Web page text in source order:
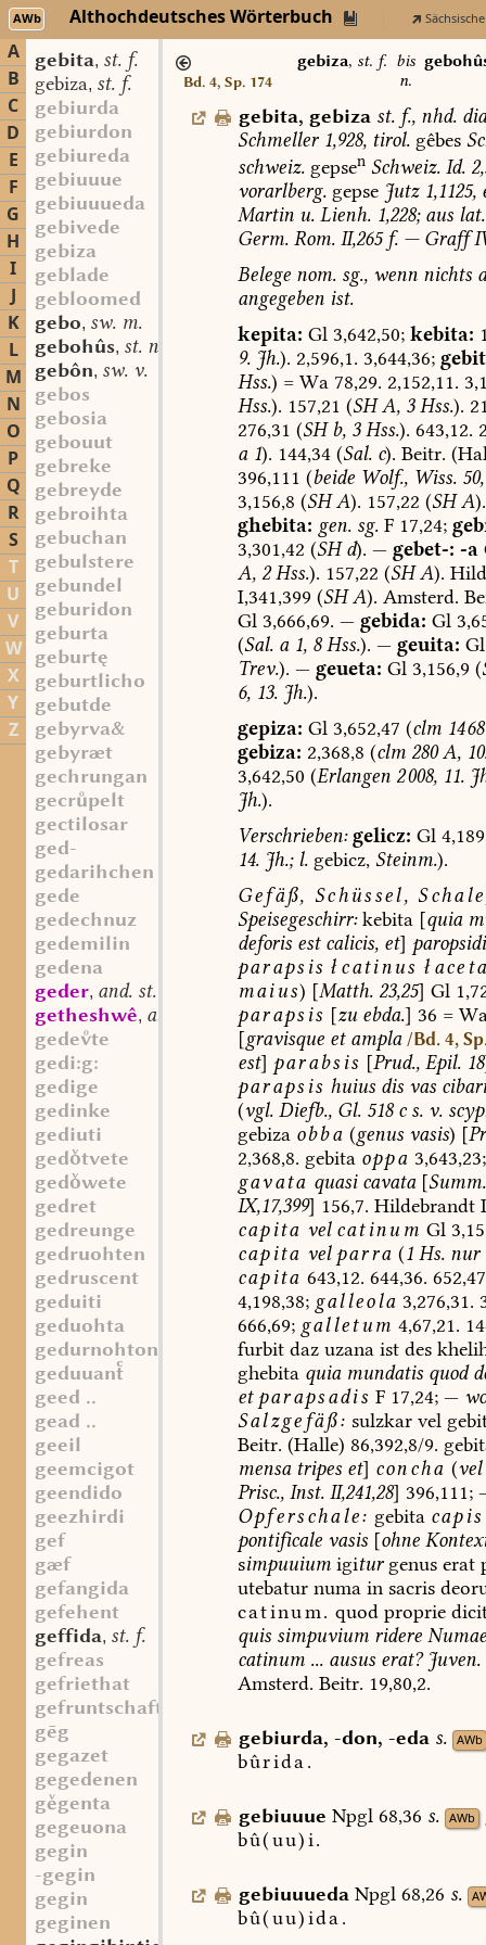
AWb Althochdeutsches Wörterbuch
A
B
C
D
E
F
G
H
I
J
K
L
M
N
O
P
Q
R
S
T
U
V
W
X
Y
Z
gebita, st. f.
gebiza, st. f.
gebiurda
gebiurdon
gebiureda
gebiuuue
gebiuuueda
gebivede
gebiza
geblade
gebloomed
gebo, sw. m.
gebohûs, st. n.
gebôn, sw. v.
gebos
gebosia
gebouut
gebreke
gebreyde
gebroihta
gebuchan
gebulstere
gebundel
geburidon
geburta
geburtę
geburtlicho
gebutde
gebyrva&
gebyræt
gechrungan
gecrpelt
gectilosar
ged-
gedarihchen
gede
gedechnuz
gedemilin
gedena
geder, and. st. n.
getheshwê, and. pron. indef.
gedete
gedi:g:
gedige
gedinke
gediuti
gedtvete
gedwete
gedret
gedreunge
gedruohten
gedruscent
geduiti
geduohta
gedurnohtonne
geduuan
geed ..
gead ..
geeil
geemcigot
geendido
geezhirdi
gef
gæf
gefangida
gefehent
geffida, st. f.
gefreas
gefriethat
gefruntschaftet
gēg
gegazet
gegedenen
ggenta
gegeuona
gegin
-gegin
gegin
geginen
Bd. 4, Sp. 174
gebiza, st. f.bis
n.
gebita, gebiza st. f., nhd.
Schmeller 1,928,tirol.gêbes
schweiz.gepsen Schweiz.Id.
vorarlberg.gepse Jutz1,1125,
Martinu.Lienh.1,228;auslat.
Germ.Rom.II,265f.—Graff
Belegenom.sg.,wennnichts
angegebenist.
kepita: Gl3,642,50; kebita:
9.Jh.). 2,596,1. 3,644,36;
Hss.) =Wa 78,29. 2,152,11.
Hss.). 157,21 (SHA,3Hss.).
276,31 (SHb,3Hss.). 643,12.
a1). 144,34(Sal.c). Beitr.
396,111 (beideWolf.,Wiss.50,
3,156,8 (SHA). 157,22 (SHA).
ghebita: gen.sg.F17,24;
3,301,42 (SHd). — gebet-: -a
A,2Hss.). 157,22 (SHA).
I,341,399 (SHA). Amsterd.
Gl3,666,69. — gebida: Gl
(Sal.a1,8Hss.). — geuita: Gl
Trev.). — geueta: Gl3,156,9 (
6,13.Jh.).
gepiza: Gl3,652,47 (clm14
gebiza: 2,368,8 (clm280A,
3,642,50 (Erlangen 2 008,11.
Jh.).
Verschrieben: gelicz: Gl
14.Jh.; l.gebicz, Steinm.).
Gefäß, Schüssel,
Speisegeschirr:kebita[quia
deforisestcalicis, et]
parapsis ł catinus ł
maius) [Matth. 23,25] Gl
parapsis [zu ebda.] 36 =
[gravisqueetampla /Bd. 4,
est] parabsis [Prud., Epil. 18
parapsis huius dis vas
(vgl. Diefb.,Gl.518cs.v.
gebiza obba (genus vasis) [
2,368,8. gebita oppa 3,643,23;
gavata quasicavata[Summ.
IX,17,399] 156,7. Hildebrandt
capita vel catinum Gl
capita vel parra (1 Hs. nur
capita 643,12. 644,36.
4,198,38; galleola 3,276,31.
666,69; galletum 4,67,21.
furbitdazuzanaistdes
ghebita quiamundatisquod
et parapsadis F 17,24; —
Salzgefäß: sulzkar vel
Beitr. (Halle) 86,392,8/9.
mensatripeset] concha (vel
Prisc.,Inst.II,241,28] 396,111;
Opferschale: gebita capis
pontificale vasis[ohne
simpuuiumigitur genuserat
utebaturnumainsacris
catinum. quod proprie
quissimpuviumridereNumae
catinum... aususerat?Juven.
Amsterd. Beitr. 19,80,2.
gebiurda, -don, -eda s. AWb
bûrida.
gebiuuue Npgl 68,36 s. AWb
bû(uu)i.
gebiuuueda Npgl 68,26 s.
bû(uu)ida.